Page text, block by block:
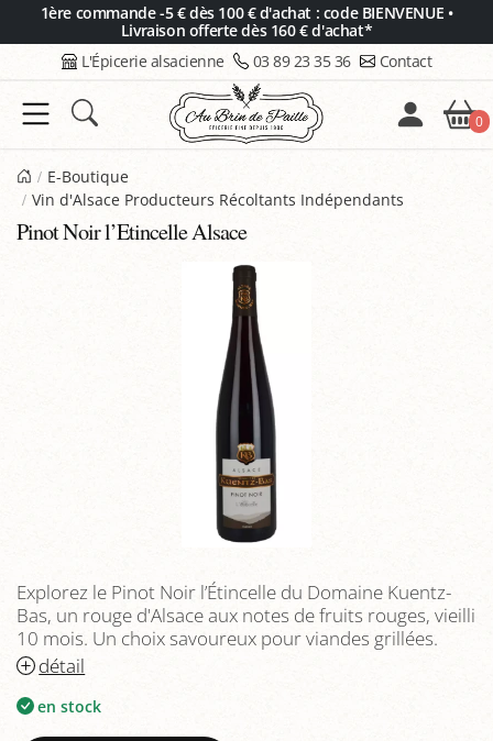
1ère commande -5 € dès 100 € d'achat : code BIENVENUE •
Livraison offerte dès 160 € d'achat*
L'Épicerie alsacienne 03 89 23 35 36 Contact
0
E-Boutique
Vin d'Alsace Producteurs Récoltants Indépendants
Pinot Noir l’Etincelle Alsace
Explorez le Pinot Noir l’Étincelle du Domaine Kuentz-
Bas, un rouge d'Alsace aux notes de fruits rouges, vieilli
10 mois. Un choix savoureux pour viandes grillées.
détail
en stock
Panneau de gestion des cookies